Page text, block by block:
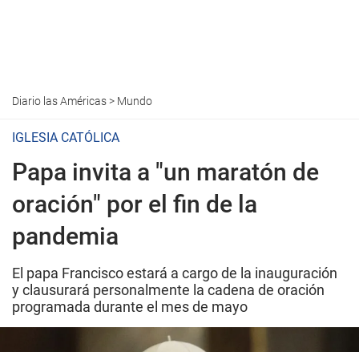
Diario las Américas> Mundo
IGLESIA CATÓLICA
Papa invita a "un maratón de
oración" por el fin de la
pandemia
El papa Francisco estará a cargo de la inauguración
y clausurará personalmente la cadena de oración
programada durante el mes de mayo